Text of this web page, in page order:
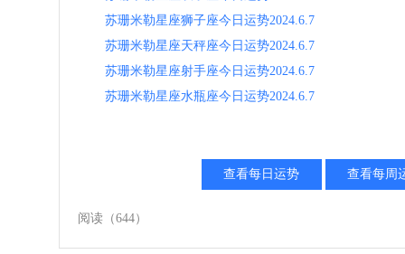
苏珊米勒星座狮子座今日运势2024.6.7
苏珊米勒星座天秤座今日运势2024.6.7
苏珊米勒星座射手座今日运势2024.6.7
苏珊米勒星座水瓶座今日运势2024.6.7
查看每日运势 查看每周
阅读 （644）